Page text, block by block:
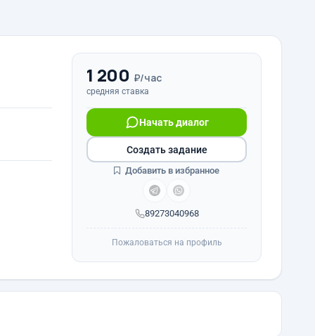
1 200 ₽/час
средняя ставка
89273040968
Начать диалог
Создать задание
Добавить в избранное
Пожаловаться на профиль